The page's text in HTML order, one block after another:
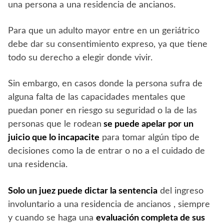
una persona a una residencia de ancianos.
Para que un adulto mayor entre en un geriátrico
debe dar su consentimiento expreso, ya que tiene
todo su derecho a elegir donde vivir.
Sin embargo, en casos donde la persona sufra de
alguna falta de las capacidades mentales que
puedan poner en riesgo su seguridad o la de las
personas que le rodean se puede apelar por un
juicio que lo incapacite para tomar algún tipo de
decisiones como la de entrar o no a el cuidado de
una residencia.
Solo un juez puede dictar la sentencia del ingreso
involuntario a una residencia de ancianos , siempre
y cuando se haga una evaluación completa de sus